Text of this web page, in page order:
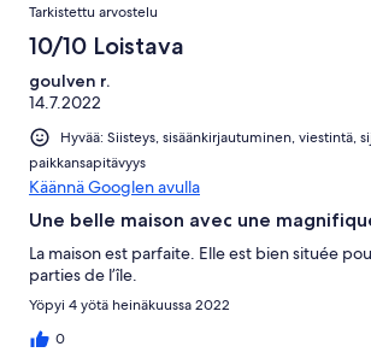
Tarkistettu arvostelu
10/10 Loistava
goulven r.
14.7.2022
Hyvää: Siisteys, sisäänkirjautuminen, viestintä,
paikkansapitävyys
Käännä Googlen avulla
Une belle maison avec une
La maison est parfaite. Elle est bien située
parties de l’île.
Yöpyi 4 yötä heinäkuussa 2022
0